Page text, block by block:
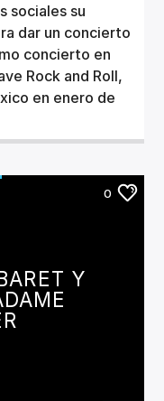
sociales su
dar un concierto
concierto en
Rock and Roll,
en enero de
0
Y